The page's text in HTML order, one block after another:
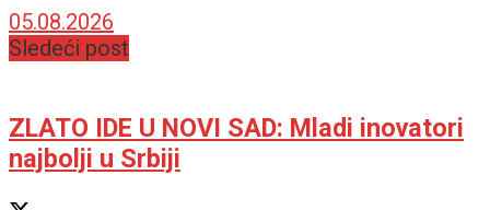
istoriju
05.08.2026
Sledeći post
ZLATO IDE U NOVI SAD: Mladi inovatori
najbolji u Srbiji